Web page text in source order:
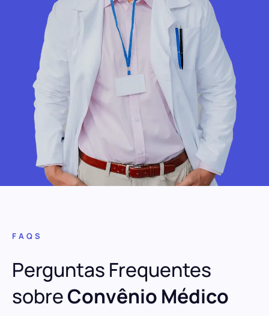
FAQS
Perguntas Frequentes
sobreConvênio Médico